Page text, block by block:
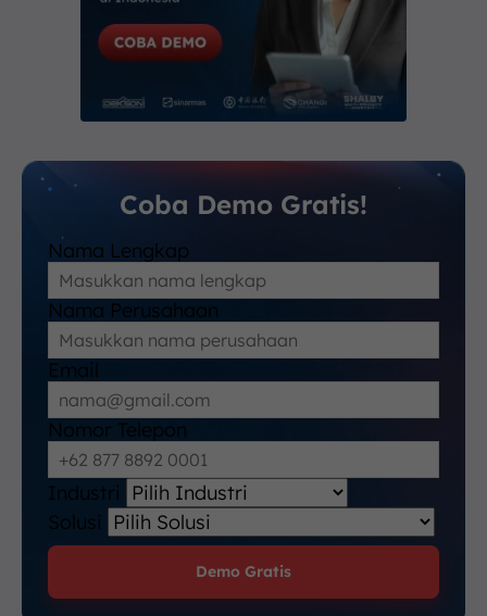
Coba Demo Gratis!
Nama Lengkap
Nama Perusahaan
Email
Nomor Telepon
Industri
Solusi
Demo Gratis